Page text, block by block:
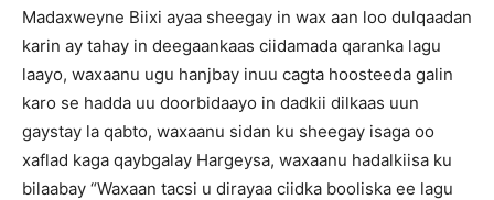
Madaxweyne Biixi ayaa sheegay in wax aan loo dulqaadan
karin ay tahay in deegaankaas ciidamada qaranka lagu
laayo, waxaanu ugu hanjbay inuu cagta hoosteeda galin
karo se hadda uu doorbidaayo in dadkii dilkaas uun
gaystay la qabto, waxaanu sidan ku sheegay isaga oo
xaflad kaga qaybgalay Hargeysa, waxaanu hadalkiisa ku
bilaabay “Waxaan tacsi u dirayaa ciidka booliska ee lagu